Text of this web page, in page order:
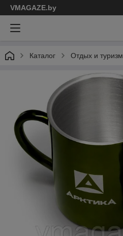
VMAGAZE.by
Каталог Отдых и туризм